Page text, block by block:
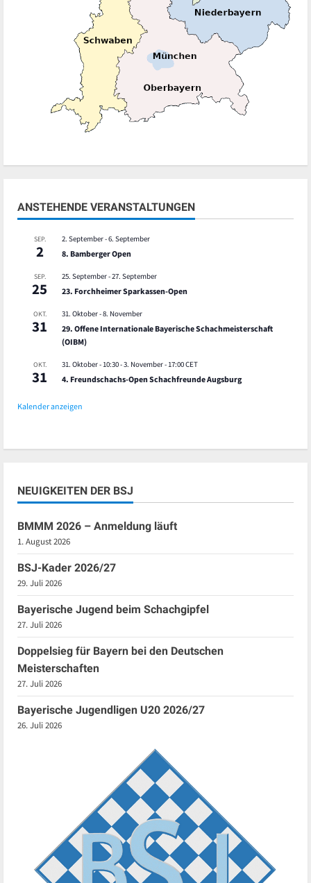
ANSTEHENDE VERANSTALTUNGEN
SEP.
2
2. September-6. September
8. Bamberger Open
SEP.
25
25. September-27. September
23. Forchheimer Sparkassen-Open
OKT.
31
31. Oktober-8. November
29. Offene Internationale Bayerische Schachmeisterschaft
(OIBM)
OKT.
31
31. Oktober - 10:30-3. November - 17:00CET
4. Freundschachs-Open Schachfreunde Augsburg
Kalender anzeigen
NEUIGKEITEN DER BSJ
BMMM 2026 – Anmeldung läuft
1. August 2026
BSJ-Kader 2026/27
29. Juli 2026
Bayerische Jugend beim Schachgipfel
27. Juli 2026
Doppelsieg für Bayern bei den Deutschen
Meisterschaften
27. Juli 2026
Bayerische Jugendligen U20 2026/27
26. Juli 2026